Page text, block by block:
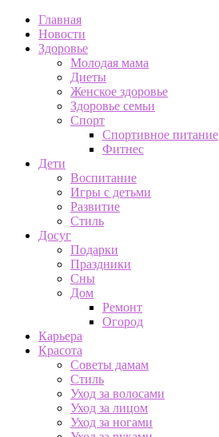
Главная
Новости
Здоровье
Молодая мама
Диеты
Женское здоровье
Здоровье семьи
Спорт
Спортивное питание
Фитнес
Дети
Воспитание
Игры с детьми
Развитие
Стиль
Досуг
Подарки
Праздники
Сны
Дом
Ремонт
Огород
Карьера
Красота
Советы дамам
Стиль
Уход за волосами
Уход за лицом
Уход за ногами